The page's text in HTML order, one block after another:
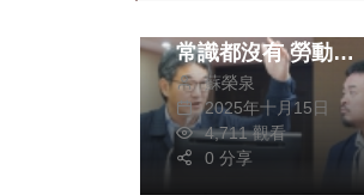
常識都沒有 勞動部
一週內徹查
蘇榮泉
2025年十月15日
4,711 觀看
0 分享